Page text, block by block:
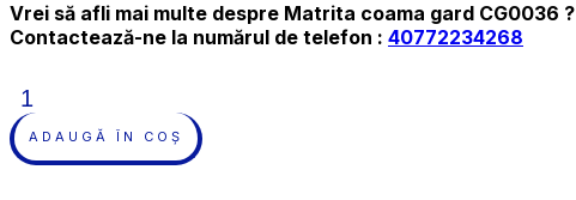
Vrei să afli mai multe despre Matrita coama gard CG0036 ?
Contactează-ne la numărul de telefon : 40772234268
Cantitate
Matrita
coama
gard
ADAUGĂ ÎN COȘ